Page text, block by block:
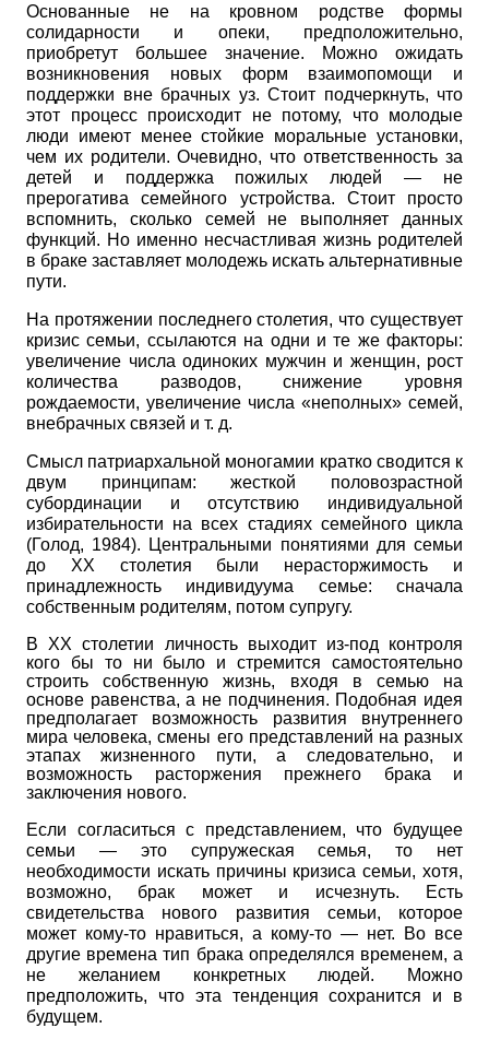
Основанные не на кровном родстве формы
солидарности и опеки, предположительно,
приобретут большее значение. Можно ожидать
возникновения новых форм взаимопомощи и
поддержки вне брачных уз. Стоит подчеркнуть, что
этот процесс происходит не потому, что молодые
люди имеют менее стойкие моральные установки,
чем их родители. Очевидно, что ответственность за
детей и поддержка пожилых людей — не
прерогатива семейного устройства. Стоит просто
вспомнить, сколько семей не выполняет данных
функций. Но именно несчастливая жизнь родителей
в браке заставляет молодежь искать альтернативные
пути.
На протяжении последнего столетия, что существует
кризис семьи, ссылаются на одни и те же факторы:
увеличение числа одиноких мужчин и женщин, рост
количества разводов, снижение уровня
рождаемости, увеличение числа «неполных» семей,
внебрачных связей и т. д.
Смысл патриархальной моногамии кратко сводится к
двум принципам: жесткой половозрастной
субординации и отсутствию индивидуальной
избирательности на всех стадиях семейного цикла
(Голод, 1984). Центральными понятиями для семьи
до XX
столетия были нерасторжимость и
принадлежность индивидуума семье: сначала
собственным родителям, потом супругу.
В XX
столетии личность выходит из-под контроля
кого бы то ни было и стремится самостоятельно
строить собственную жизнь, входя в семью на
основе равенства, а не подчинения. Подобная идея
предполагает возможность развития внутреннего
мира человека, смены его представлений на разных
этапах жизненного пути, а следовательно, и
возможность расторжения прежнего брака и
заключения нового.
Если согласиться с представлением, что будущее
семьи — это супружеская семья, то нет
необходимости искать причины кризиса семьи, хотя,
возможно, брак может и исчезнуть. Есть
свидетельства нового развития семьи, которое
может кому-то нравиться, а кому-то — нет. Во все
другие времена тип брака определялся временем, а
не желанием конкретных людей. Можно
предположить, что эта тенденция сохранится и в
будущем.